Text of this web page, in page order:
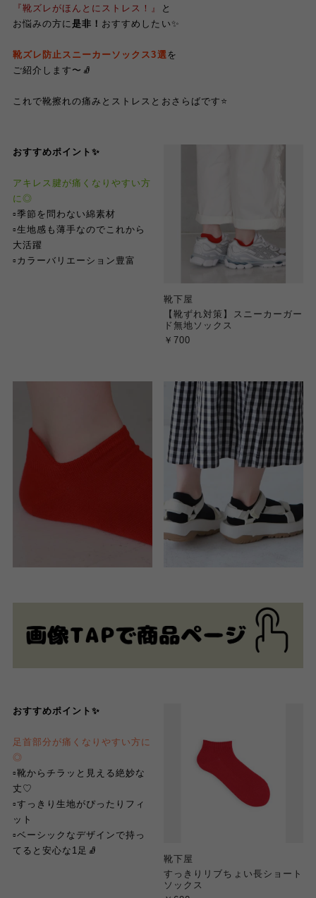
『靴ズレがほんとにストレス！』
と
お悩みの方に是非！ おすすめしたい✨
靴ズレ防止スニーカーソックス3選 を
ご紹介します〜🧦
これで靴擦れの痛みとストレスとおさらばです⭐️
おすすめポイント✨
アキレス腱が痛くなりやすい方
に◎
▫︎季節を問わない綿素材
▫︎生地感も薄手なのでこれから
大活躍
▫︎カラーバリエーション豊富
靴下屋
【靴ずれ対策】スニーカーガー
ド無地ソックス
￥700
おすすめポイント✨
足首部分が痛くなりやすい方に
◎
▫︎靴からチラッと見える絶妙な
丈♡
▫︎すっきり生地がぴったりフィ
ット
▫︎ベーシックなデザインで持っ
てると安心な1足🧦
靴下屋
すっきりリブちょい長ショート
ソックス